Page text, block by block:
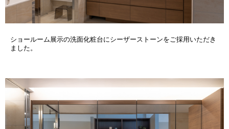
ショールーム展示の洗面化粧台にシーザーストーンをご採用いただき
ました。